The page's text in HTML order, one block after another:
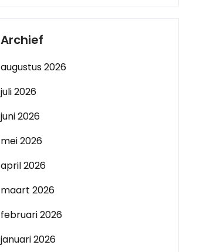
Archief
augustus 2026
juli 2026
juni 2026
mei 2026
april 2026
maart 2026
februari 2026
januari 2026